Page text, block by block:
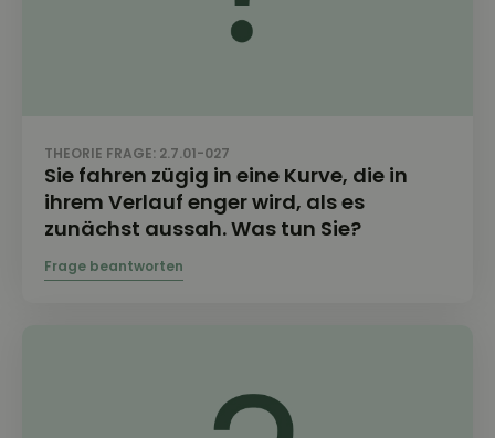
THEORIE FRAGE: 2.7.01-027
Sie fahren zügig in eine Kurve, die in
ihrem Verlauf enger wird, als es
zunächst aussah. Was tun Sie?